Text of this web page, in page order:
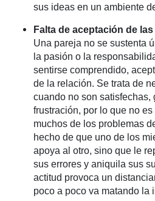
sus ideas en un ambiente
Falta de aceptación de
Una pareja no se sustenta
la pasión o la
sentirse comprendido,
de la relación. Se trata de
cuando no son satisfechas,
frustración, por lo que no
muchos de los problemas
hecho de que uno de los
apoya al otro, sino que le
sus errores y aniquila sus
actitud provoca un
poco a poco va matando la